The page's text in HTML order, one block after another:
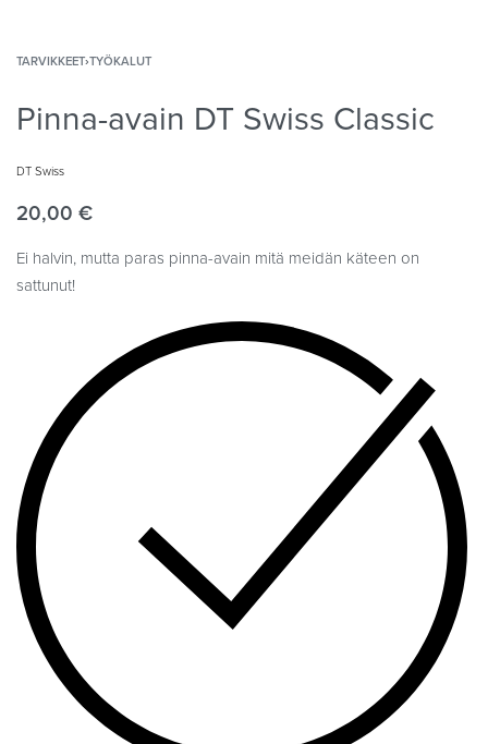
TARVIKKEET›TYÖKALUT
Pinna-avain DT Swiss Classic
DT Swiss
20,00 €
Ei halvin, mutta paras pinna-avain mitä meidän käteen on
sattunut!